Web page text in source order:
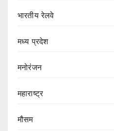
भारतीय रेलवे
मध्य प्रदेश
मनोरंजन
महाराष्ट्र
मौसम